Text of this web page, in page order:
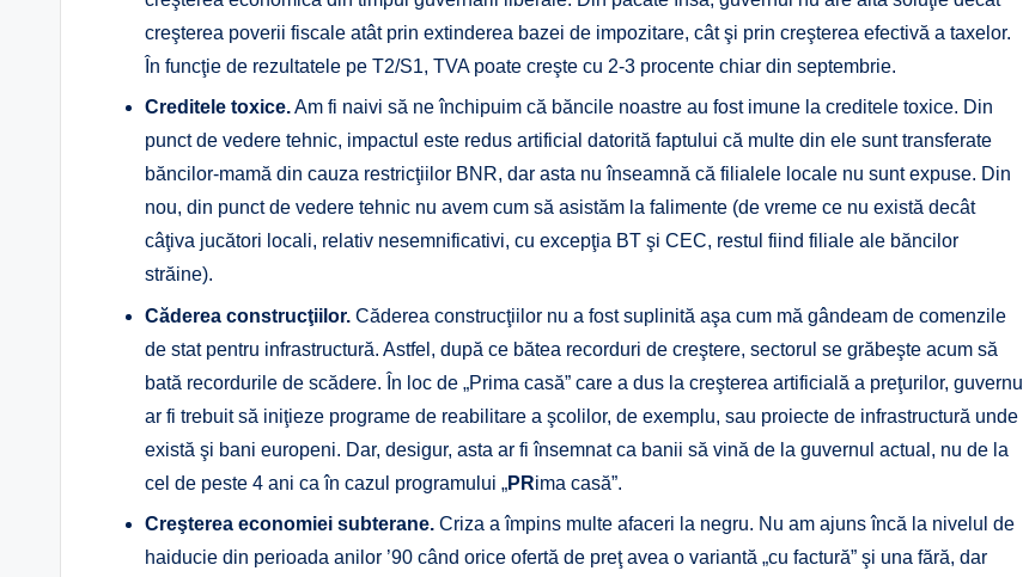
creşterea poverii fiscale atât prin extinderea bazei de impozitare, cât şi prin creşterea efectivă a taxelor.
În funcţie de rezultatele pe T2/S1, TVA poate creşte cu 2-3 procente chiar din septembrie.
Creditele toxice.Am fi naivi să ne închipuim că băncile noastre au fost imune la creditele toxice. Din
punct de vedere tehnic, impactul este redus artificial datorită faptului că multe din ele sunt transferate
băncilor-mamă din cauza restricţiilor BNR, dar asta nu înseamnă că filialele locale nu sunt expuse. Din
nou, din punct de vedere tehnic nu avem cum să asistăm la falimente (de vreme ce nu există decât
câţiva jucători locali, relativ nesemnificativi, cu excepţia BT şi CEC, restul fiind filiale ale băncilor
străine).
Căderea construcţiilor. Căderea construcţiilor nu a fost suplinită aşa cum mă gândeam de comenzile
de stat pentru infrastructură. Astfel, după ce bătea recorduri de creştere, sectorul se grăbeşte acum să
bată recordurile de scădere. În loc de „Prima casă” care a dus la creşterea artificială a preţurilor, guvernul
ar fi trebuit să iniţieze programe de reabilitare a şcolilor, de exemplu, sau proiecte de infrastructură unde
există şi bani europeni. Dar, desigur, asta ar fi însemnat ca banii să vină de la guvernul actual, nu de la
cel de peste 4 ani ca în cazul programului „PRima casă”.
Creşterea economiei subterane. Criza a împins multe afaceri la negru. Nu am ajuns încă la nivelul de
haiducie din perioada anilor ’90 când orice ofertă de preţ avea o variantă „cu factură” şi una fără, dar